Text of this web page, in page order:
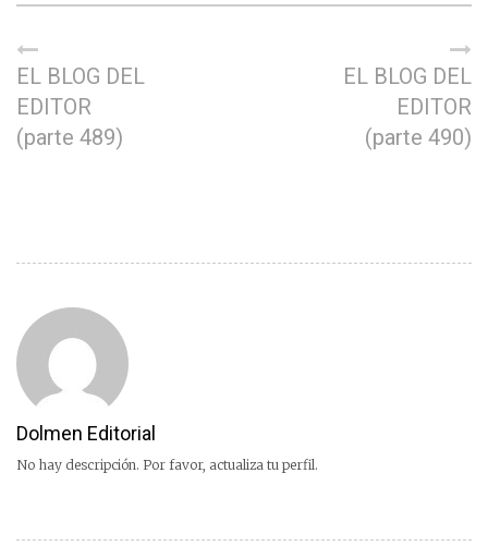
EL BLOG DEL
EDITOR
(parte 489)
EL BLOG DEL
EDITOR
(parte 490)
Dolmen Editorial
No hay descripción. Por favor, actualiza tu perfil.